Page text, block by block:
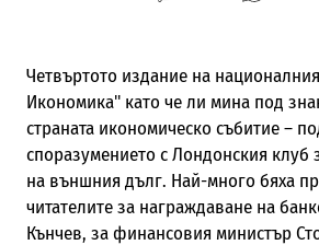
Четвъртото издание на
Икономика" като че ли мина под
страната икономическо събитие –
споразумението с Лондонския клуб
на външния дълг. Най-много бяха
читателите за награждаване на
Кънчев, за финансовия министър